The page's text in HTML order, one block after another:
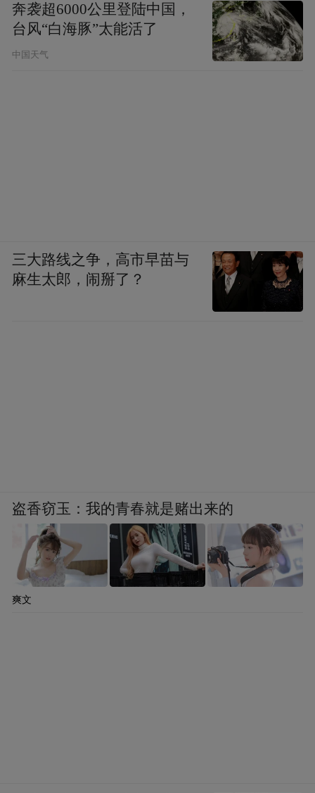
奔袭超6000公里登陆中国，
台风“白海豚”太能活了
中国天气
三大路线之争，高市早苗与
麻生太郎，闹掰了？
盗香窃玉：我的青春就是赌出来的
爽文